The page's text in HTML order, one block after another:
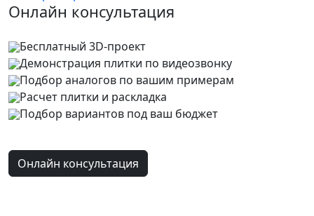
Онлайн консультация
Бесплатный 3D-проект
Демонстрация плитки по видеозвонку
Подбор аналогов по вашим примерам
Расчет плитки и раскладка
Подбор вариантов под ваш бюджет
Онлайн консультация